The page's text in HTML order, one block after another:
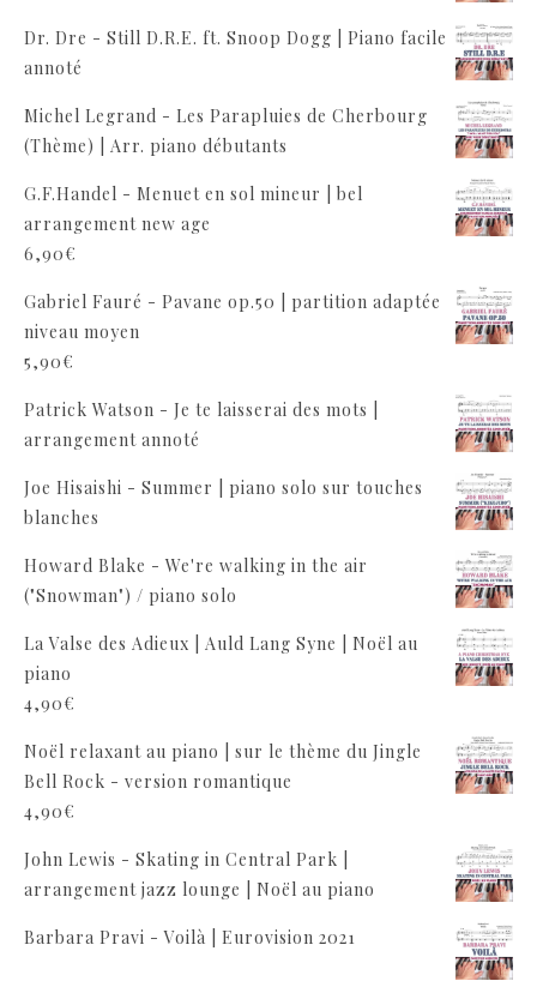
Dr. Dre - Still D.R.E. ft. Snoop Dogg | Piano facile
annoté
Michel Legrand - Les Parapluies de Cherbourg
(Thème) | Arr. piano débutants
G.F.Handel - Menuet en sol mineur | bel
arrangement new age
6,90€
Gabriel Fauré - Pavane op.50 | partition adaptée
niveau moyen
5,90€
Patrick Watson - Je te laisserai des mots |
arrangement annoté
Joe Hisaishi - Summer | piano solo sur touches
blanches
Howard Blake - We're walking in the air
("Snowman") / piano solo
La Valse des Adieux | Auld Lang Syne | Noël au
piano
4,90€
Noël relaxant au piano | sur le thème du Jingle
Bell Rock - version romantique
4,90€
John Lewis - Skating in Central Park |
arrangement jazz lounge | Noël au piano
Barbara Pravi - Voilà | Eurovision 2021